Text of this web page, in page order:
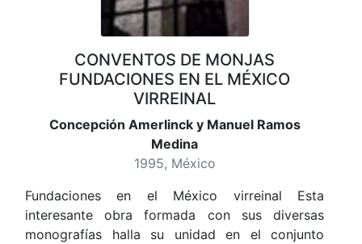
CONVENTOS DE MONJAS
FUNDACIONES EN EL MÉXICO
VIRREINAL
Concepción Amerlinck y Manuel Ramos
Medina
1995, México
Fundaciones en el México virreinal Esta
interesante obra formada con sus diversas
monografías halla su unidad en el conjunto